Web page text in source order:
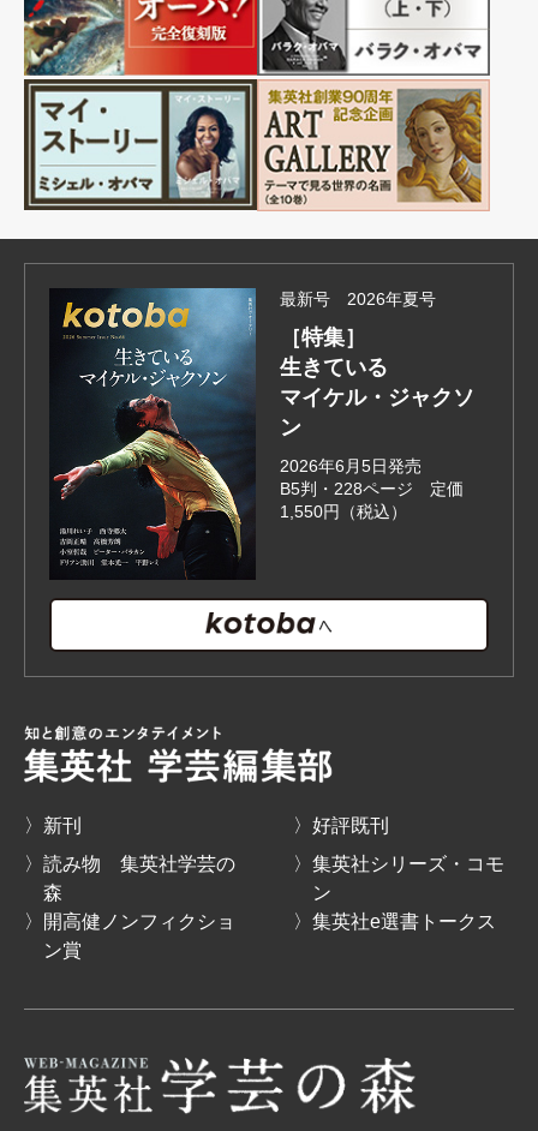
最新号 2026年夏号
［特集］
生きている
マイケル・ジャクソ
ン
2026年6月5日発売
B5判・228ページ 定価
1,550円（税込）
〉新刊
〉読み物 集英社学芸の
森
〉開高健ノンフィクショ
ン賞
〉好評既刊
〉集英社シリーズ・コモ
ン
〉集英社e選書トークス